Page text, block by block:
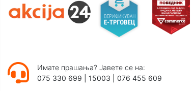
Имате прашања? Јавете се на:
075 330 699
15003 076 455 609